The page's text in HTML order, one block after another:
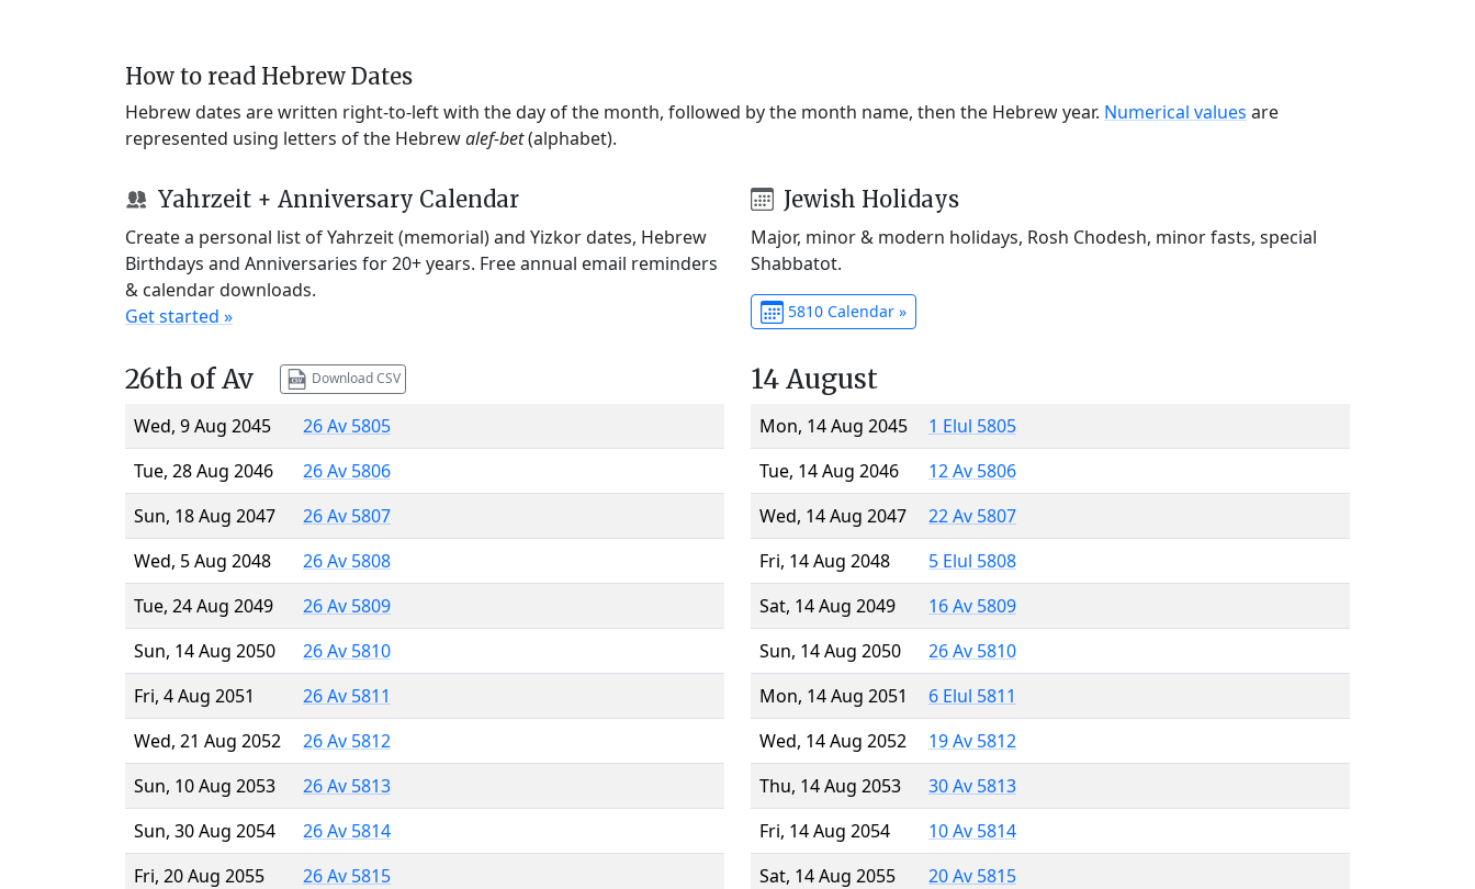
How to read Hebrew Dates
Hebrew dates are written right-to-left with the day of the month, followed by the month name, then the Hebrew year. Numerical values are
represented using letters of the Hebrewalef-bet(alphabet).
Yahrzeit + Anniversary Calendar
Create a personal list of Yahrzeit (memorial) and Yizkor dates, Hebrew
Birthdays and Anniversaries for 20+ years. Free annual email reminders
& calendar downloads.
Get started »
Jewish Holidays
Major, minor & modern holidays, Rosh Chodesh, minor fasts, special
Shabbatot.
5810 Calendar »
26th of Av Download CSV
Wed, 9 Aug 2045
26 Av 5805
Tue, 28 Aug 2046
26 Av 5806
Sun, 18 Aug 2047
26 Av 5807
Wed, 5 Aug 2048
26 Av 5808
Tue, 24 Aug 2049
26 Av 5809
Sun, 14 Aug 2050
26 Av 5810
Fri, 4 Aug 2051
26 Av 5811
Wed, 21 Aug 2052
26 Av 5812
Sun, 10 Aug 2053
26 Av 5813
Sun, 30 Aug 2054
26 Av 5814
Fri, 20 Aug 2055
26 Av 5815
14 August
Mon, 14 Aug 2045
1 Elul 5805
Tue, 14 Aug 2046
12 Av 5806
Wed, 14 Aug 2047
22 Av 5807
Fri, 14 Aug 2048
5 Elul 5808
Sat, 14 Aug 2049
16 Av 5809
Sun, 14 Aug 2050
26 Av 5810
Mon, 14 Aug 2051
6 Elul 5811
Wed, 14 Aug 2052
19 Av 5812
Thu, 14 Aug 2053
30 Av 5813
Fri, 14 Aug 2054
10 Av 5814
Sat, 14 Aug 2055
20 Av 5815